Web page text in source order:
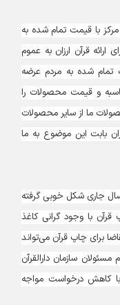
با قیمت تمام شده به
قرآن ارزان به عموم
شده به مردم عرضه
و قیمت محصولات را
ما از سایر محصولات
بابت این موضوع به ما
جاری شکل خوبی گرفته
با وجود گرانی کاغذ
برای چاپ قرآن می‌تواند
سازمان دارالقرآن
کاهش درخواست مواجه